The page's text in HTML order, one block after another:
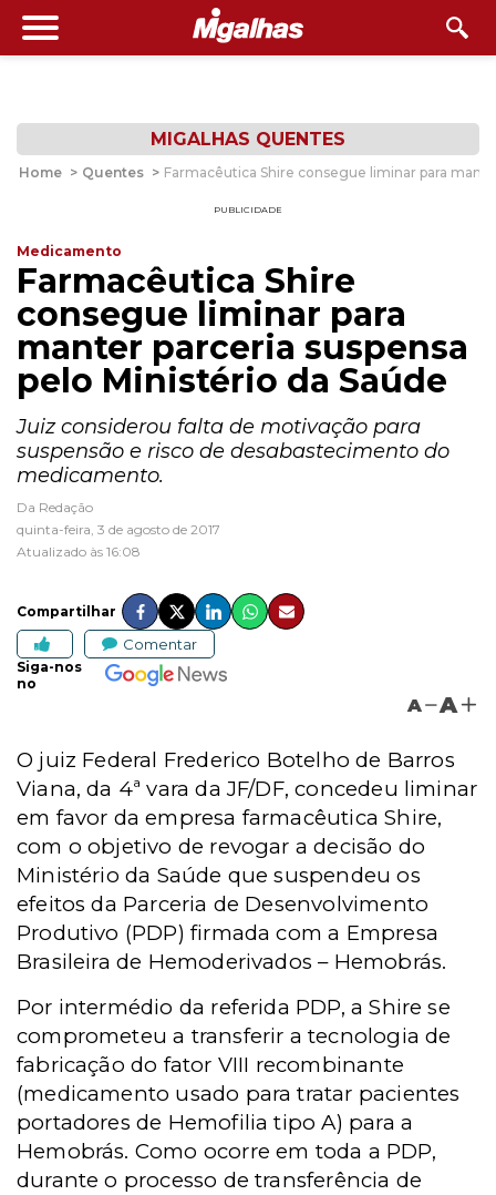
MIGALHAS QUENTES
Home > Quentes > Farmacêutica Shire consegue liminar para
PUBLICIDADE
Medicamento
Farmacêutica Shire
consegue liminar para
manter parceria suspensa
pelo Ministério da Saúde
Juiz considerou falta de motivação para
suspensão e risco de desabastecimento do
medicamento.
Da Redação
quinta-feira, 3 de agosto de 2017
Atualizado às 16:08
Compartilhar
Comentar
Siga-nos
no
A A
O juiz Federal Frederico Botelho de Barros
Viana, da 4ª vara da JF/DF, concedeu liminar
em favor da empresa farmacêutica Shire,
com o objetivo de revogar a decisão do
Ministério da Saúde que suspendeu os
efeitos da Parceria de Desenvolvimento
Produtivo (PDP) firmada com a Empresa
Brasileira de Hemoderivados – Hemobrás.
Por intermédio da referida PDP, a Shire se
comprometeu a transferir a tecnologia de
fabricação do fator VIII recombinante
(medicamento usado para tratar pacientes
portadores de Hemofilia tipo A) para a
Hemobrás. Como ocorre em toda a PDP,
durante o processo de transferência de